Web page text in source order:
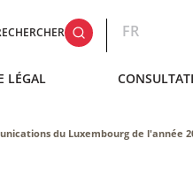
FR
LÉGAL
du Luxembourg de l'année